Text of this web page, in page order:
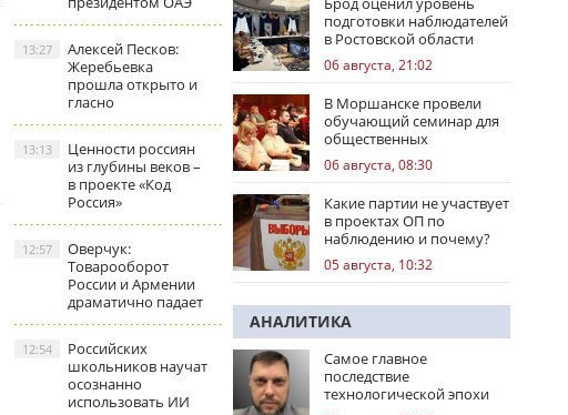
Алексей Песков:
Жеребьевка
прошла открыто и
гласно
13:27
Ценности россиян
из глубины веков –
в проекте «Код
Россия»
13:13
Оверчук:
Товарооборот
России и Армении
драматично падает
12:57
Российских
школьников научат
осознанно
использовать ИИ
12:54
подготовки наблюдателей
в Ростовской области
06 августа, 21:02
В Моршанске провели
обучающий семинар для
общественных
наблюдателей
06 августа, 08:30
Какие партии не участвует
в проектах ОП по
наблюдению и почему?
05 августа, 10:32
АНАЛИТИКА
Самое главное
последствие
технологической эпохи